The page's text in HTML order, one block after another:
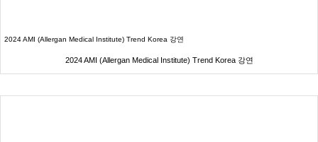
2024 AMI (Allergan Medical Institute) Trend Korea 강연
2024 AMI (Allergan Medical Institute) Trend Korea 강연